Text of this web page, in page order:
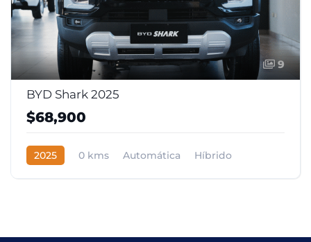
9
BYD Shark 2025
$68,900
2025 0 kms Automática
Híbrido